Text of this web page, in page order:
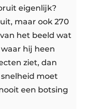
eigenlijk?
maar ook 270
het beeld wat
hij heen
ziet, dan
moet
een botsing